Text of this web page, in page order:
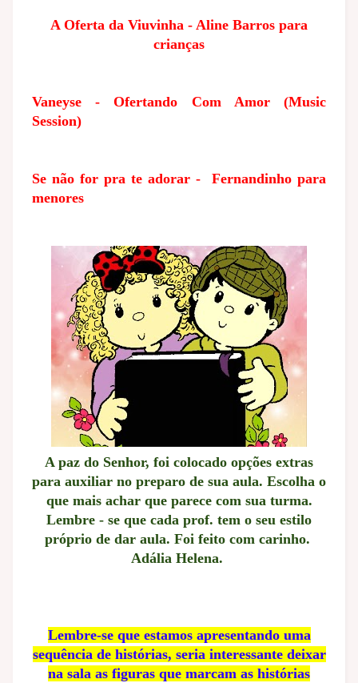
A Oferta da Viuvinha - Aline Barros para
crianças
Vaneyse - Ofertando Com Amor (Music
Session)
Se não for pra te adorar - Fernandinho para
menores
A paz do Senhor, foi colocado opções extras
para auxiliar no preparo de sua aula. Escolha o
que mais achar que parece com sua turma.
Lembre - se que cada prof. tem o seu estilo
próprio de dar aula. Foi feito com carinho.
Adália Helena.
Lembre-se que estamos apresentando uma
sequência de histórias, seria interessante deixar
na sala as figuras que marcam as histórias